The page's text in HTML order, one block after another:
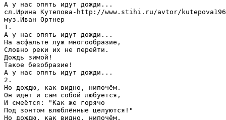
А у нас опять идут дожди...
сл.Ирина Кутепова-http://www.stihi.ru/avtor/
муз.Иван Ортнер
1.
А у нас опять идут дожди...
На асфальте луж многообразие,
Словно реки их не перейти.
Дождь зимой!
Такое безобразие!
А у нас опять идут дожди...
2.
Но дождю, как видно, нипочём.
Он идёт и сам собой любуется,
И смеётся: "Как же горячо
Под зонтом влюблённые целуются!"
Но дождю, как видно, нипочём.